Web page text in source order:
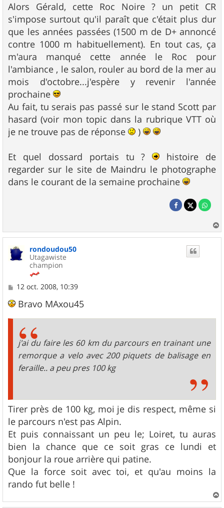
Alors Gérald, cette Roc Noire ? un petit CR
s'impose surtout qu'il paraît que c'était plus dur
que les années passées (1500 m de D+ annoncé
contre 1000 m habituellement). En tout cas, ça
m'aura manqué cette année le Roc pour
l'ambiance , le salon, rouler au bord de la mer au
mois d'octobre...j'espère y revenir l'année
prochaine
Au fait, tu serais pas passé sur le stand Scott par
hasard (voir mon topic dans la rubrique VTT où
je ne trouve pas de réponse
)
Et quel dossard portais tu ?
histoire de
regarder sur le site de Maindru le photographe
dans le courant de la semaine prochaine
a
rondoudou50
Utagawiste
champion
M
s
a
12 oct. 2008, 10:39
Bravo MAxou45
j'ai du faire les 60 km du parcours en trainant une
remorque a velo avec 200 piquets de balisage en
feraille.. a peu pres 100 kg
Tirer près de 100 kg, moi je dis respect, même si
le parcours n'est pas Alpin.
Et puis connaissant un peu le; Loiret, tu auras
bien la chance que ce soit gras ce lundi et
bonjour la roue arrière qui patine.
Que la force soit avec toi, et qu'au moins la
rando fut belle !
a